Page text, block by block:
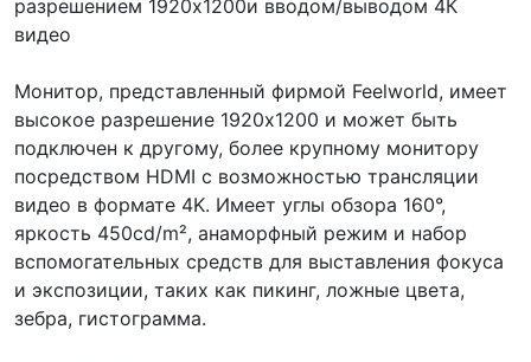
разрешением 1920х1200и вводом/выводом 4К
видео
Монитор, представленный фирмой Feelworld, имеет
высокое разрешение 1920х1200 и может быть
подключен к другому, более крупному монитору
посредством HDMI с возможностью трансляции
видео в формате 4K. Имеет углы обзора 160°,
яркость 450cd/m², анаморфный режим и набор
вспомогательных средств для выставления фокуса
и экспозиции, таких как пикинг, ложные цвета,
зебра, гистограмма.